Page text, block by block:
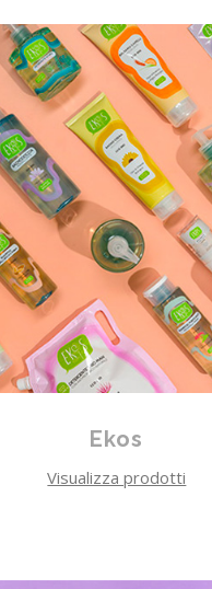
Ekos
Visualizza prodotti